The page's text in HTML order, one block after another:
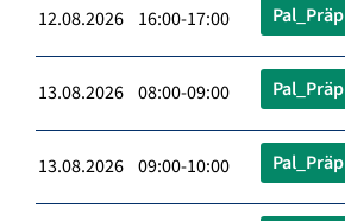
12.08.2026 16:00-17:00 Pal_Präp
13.08.2026 08:00-09:00 Pal_Präp
13.08.2026 09:00-10:00 Pal_Präp